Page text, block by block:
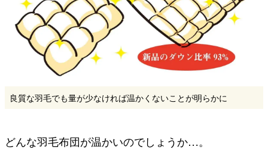
良質な羽毛でも量が少なければ温かくないことが明らかに
どんな羽毛布団が温かいのでしょうか…。